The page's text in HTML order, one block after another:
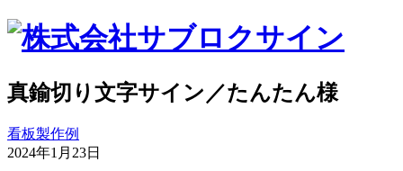
真鍮切り文字サイン／たんたん様
看板製作例
2024年1月23日